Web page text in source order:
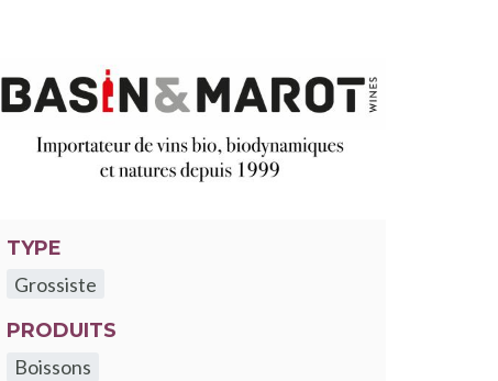
PRINCIPALE
TYPE
Grossiste
PRODUITS
Boissons